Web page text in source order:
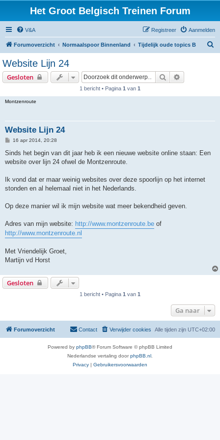
Het Groot Belgisch Treinen Forum
V&A Aanmelden
Registreer
Forumoverzicht Normaalspoor Binnenland Tijdelijk oude topics B
Website Lijn 24
Gesloten Zoek
1 bericht • Pagina 1 van 1
Montzenroute
Website Lijn 24
B
r
c
16 apr 2014, 20:28
Sinds het begin van dit jaar heb ik een nieuwe website online staan: Een
website over lijn 24 ofwel de Montzenroute.
Ik vond dat er maar weinig websites over deze spoorlijn op het internet
stonden en al helemaal niet in het Nederlands.
Op deze manier wil ik mijn website wat meer bekendheid geven.
Adres van mijn website: http://www.montzenroute.be of
http://www.montzenroute.nl
Met Vriendelijk Groet,
Martijn vd Horst
Gesloten
1 bericht • Pagina 1 van 1
Ga naar
Forumoverzicht Alle tijden zijn UTC+02:00
Verwijder cookies
Contact
Powered by phpBB® Forum Software © phpBB Limited
Nederlandse vertaling doorphpBB.nl
Privacy | Gebruikersvoorwaarden